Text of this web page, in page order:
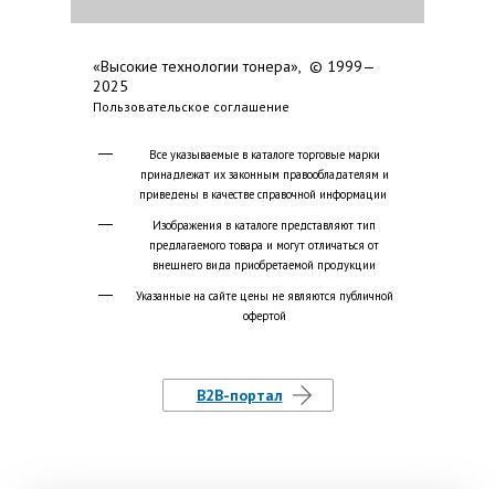
«Высокие технологии тонера», © 1999—
2025
Пользовательское соглашение
Все указываемые в каталоге торговые марки
принадлежат их законным правообладателям и
приведены в качестве справочной информации
Изображения в каталоге представляют тип
предлагаемого товара и могут отличаться от
внешнего вида приобретаемой продукции
Указанные на сайте цены не являются публичной
офертой
B2B-портал